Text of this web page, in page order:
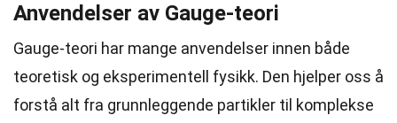
Anvendelser av Gauge-teori
Gauge-teori har mange anvendelser innen både
teoretisk og eksperimentell fysikk. Den hjelper oss å
forstå alt fra grunnleggende partikler til komplekse